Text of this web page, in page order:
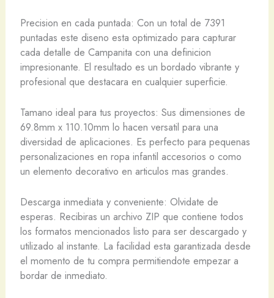
Precision en cada puntada: Con un total de 7391
puntadas este diseno esta optimizado para capturar
cada detalle de Campanita con una definicion
impresionante. El resultado es un bordado vibrante y
profesional que destacara en cualquier superficie.
Tamano ideal para tus proyectos: Sus dimensiones de
69.8mm x 110.10mm lo hacen versatil para una
diversidad de aplicaciones. Es perfecto para pequenas
personalizaciones en ropa infantil accesorios o como
un elemento decorativo en articulos mas grandes.
Descarga inmediata y conveniente: Olvidate de
esperas. Recibiras un archivo ZIP que contiene todos
los formatos mencionados listo para ser descargado y
utilizado al instante. La facilidad esta garantizada desde
el momento de tu compra permitiendote empezar a
bordar de inmediato.